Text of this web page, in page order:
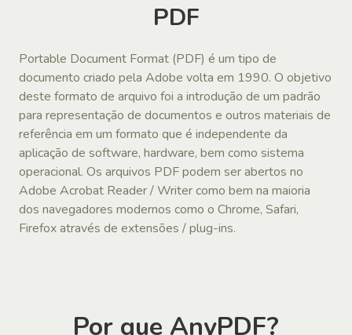
PDF
Portable Document Format (PDF) é um tipo de
documento criado pela Adobe volta em 1990. O objetivo
deste formato de arquivo foi a introdução de um padrão
para representação de documentos e outros materiais de
referência em um formato que é independente da
aplicação de software, hardware, bem como sistema
operacional. Os arquivos PDF podem ser abertos no
Adobe Acrobat Reader / Writer como bem na maioria
dos navegadores modernos como o Chrome, Safari,
Firefox através de extensões / plug-ins.
Por que AnyPDF?